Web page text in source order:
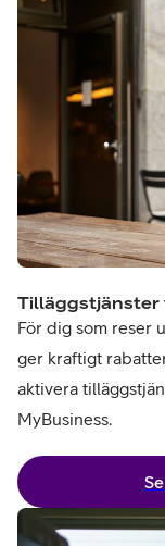
Tilläggstjänster
För dig som reser
ger kraftigt
aktivera
MyBusiness.